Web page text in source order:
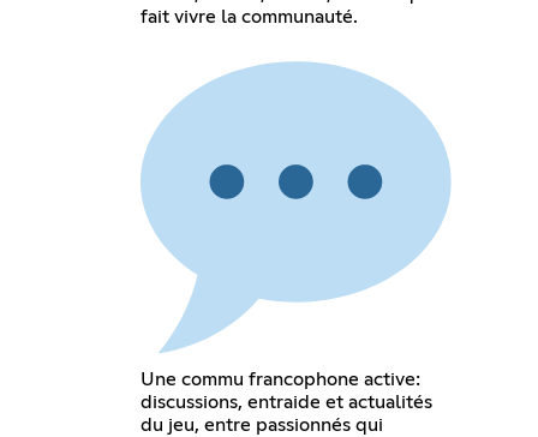
fait vivre la communauté.
Une commu francophone active:
discussions, entraide et actualités
du jeu, entre passionnés qui